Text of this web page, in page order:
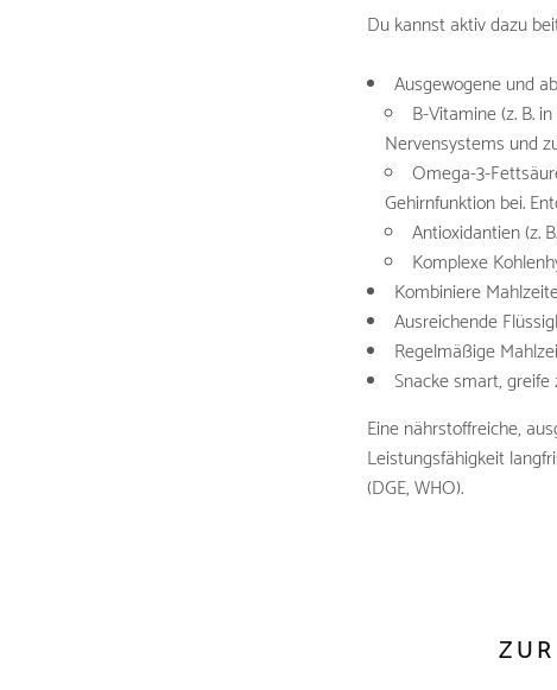
Du kannst aktiv dazu
Ausgewogene und
B-Vitamine (z. B.
Nervensystems und
Omega-3-
Gehirnfunktion bei.
Antioxidantien (z.
Komplexe
Kombiniere
Ausreichende
Regelmäßige
Snacke smart,
Eine nährstoffreiche,
Leistungsfähigkeit
(DGE, WHO).